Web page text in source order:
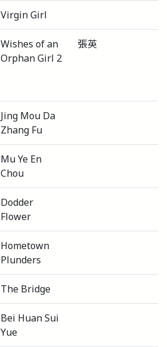
Virgin Girl
Wishes of an
Orphan Girl 2
張英
Jing Mou Da
Zhang Fu
Mu Ye En
Chou
Dodder
Flower
Hometown
Plunders
The Bridge
Bei Huan Sui
Yue